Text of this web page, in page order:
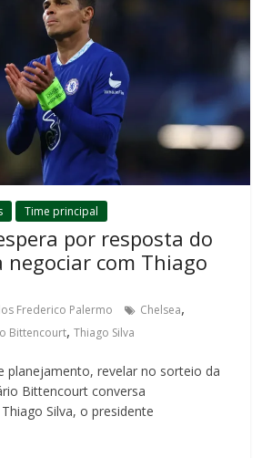
Time principal
por resposta do
negociar com Thiago
Frederico Palermo Chelsea,
Bittencourt,Thiago Silva
planejamento, revelar no sorteio da
Bittencourt conversa
Silva, o presidente